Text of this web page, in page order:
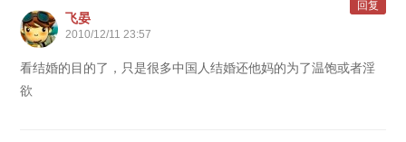
飞晏
2010/12/11 23:57
看结婚的目的了，只是很多中国人结婚还他妈的为了温饱或者淫
欲
回复